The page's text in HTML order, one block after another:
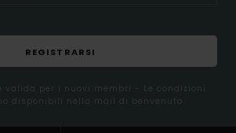
REGISTRARSI
valida per i nuovi membri - Le condizioni
disponibili nella mail di benvenuto